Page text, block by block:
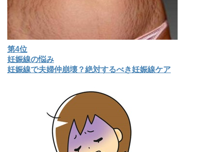
第4位
妊娠線の悩み
妊娠線で夫婦仲崩壊？絶対するべき妊娠線ケア